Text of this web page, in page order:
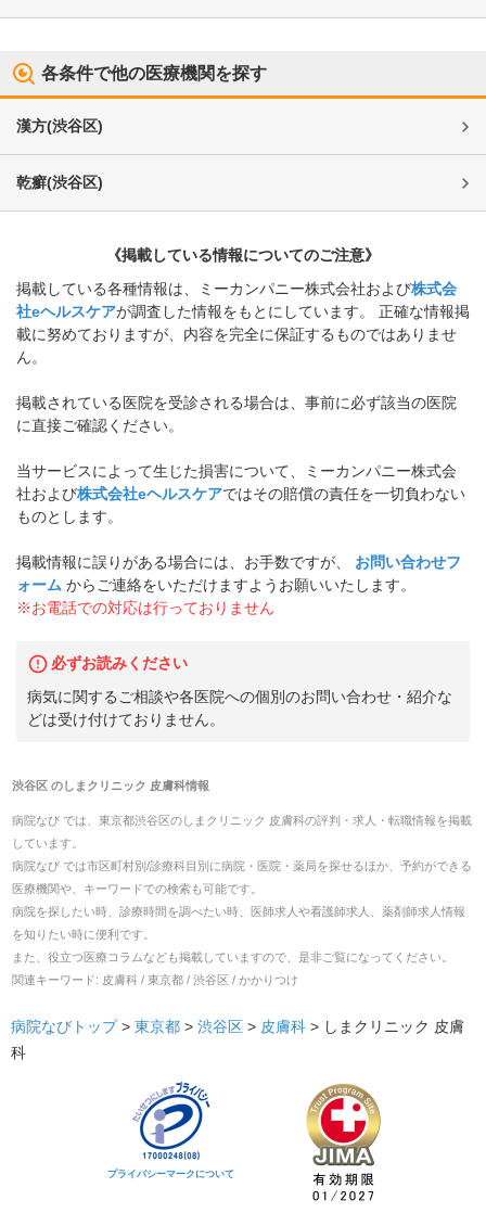
各条件で他の医療機関を探す
漢方(渋谷区)
乾癬(渋谷区)
《掲載している情報についてのご注意》
掲載している各種情報は、ミーカンパニー株式会社および株式会
社eヘルスケアが調査した情報をもとにしています。 正確な情報掲
載に努めておりますが、内容を完全に保証するものではありませ
ん。
掲載されている医院を受診される場合は、事前に必ず該当の医院
に直接ご確認ください。
当サービスによって生じた損害について、ミーカンパニー株式会
社および株式会社eヘルスケアではその賠償の責任を一切負わない
ものとします。
掲載情報に誤りがある場合には、お手数ですが、
お問い合わせフ
ォーム からご連絡をいただけますようお願いいたします。
※お電話での対応は行っておりません
必ずお読みください
病気に関するご相談や各医院への個別のお問い合わせ・紹介な
どは受け付けておりません。
渋谷区 のしまクリニック 皮膚科情報
病院なび では、 東京都渋谷区のしまクリニック 皮膚科の評判・求人・転職情報を掲載
しています。
病院なび では市区町村別/診療科目別に病院・医院・薬局を探せるほか、予約ができる
医療機関や、キーワードでの検索も可能です。
病院を探したい時、診療時間を調べたい時、医師求人や看護師求人、薬剤師求人情報
を知りたい時に便利です。
また、役立つ医療コラムなども掲載していますので、是非ご覧になってください。
関連キーワード: 皮膚科 / 東京都 / 渋谷区 / かかりつけ
病院なびトップ > 東京都 > 渋谷区 > 皮膚科 > しまクリニック 皮膚
科
プライバシーマークについて